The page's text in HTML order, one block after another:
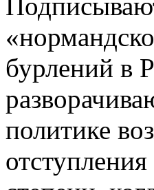
бурлений в
политике